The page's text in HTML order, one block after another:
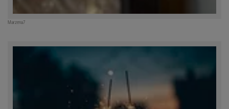
Marzena7